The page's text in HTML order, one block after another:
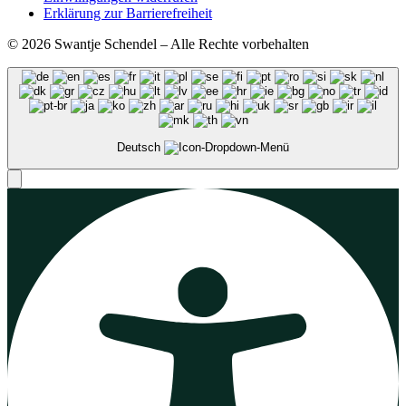
Erklärung zur Barrierefreiheit
© 2026 Swantje Schendel – Alle Rechte vorbehalten
Deutsch